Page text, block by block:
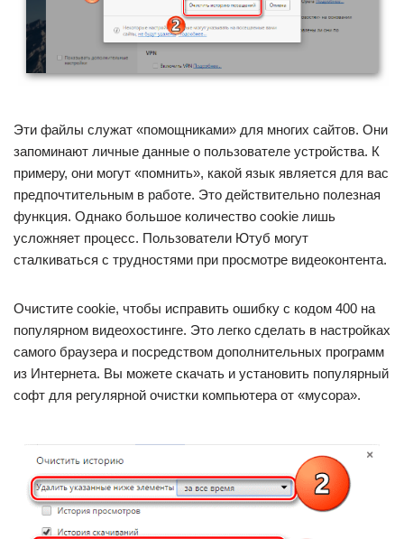
Эти файлы служат «помощниками» для многих сайтов. Они
запоминают личные данные о пользователе устройства. К
примеру, они могут «помнить», какой язык является для вас
предпочтительным в работе. Это действительно полезная
функция. Однако большое количество cookie лишь
усложняет процесс. Пользователи Ютуб могут
сталкиваться с трудностями при просмотре видеоконтента.
Очистите cookie, чтобы исправить ошибку с кодом 400 на
популярном видеохостинге. Это легко сделать в настройках
самого браузера и посредством дополнительных программ
из Интернета. Вы можете скачать и установить популярный
софт для регулярной очистки компьютера от «мусора».